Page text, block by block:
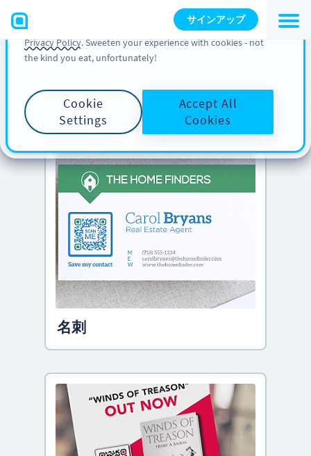
サインアップ
PRO のヒント
コードのアイデア
をご覧ください
名刺
You can also find more information about cookies, our
analytic activities and your rights in our Cookie Policy and
Privacy Policy. Sweeten your experience with cookies - not
the kind you eat, unfortunately!
Cookie
Settings
Accept All
Cookies